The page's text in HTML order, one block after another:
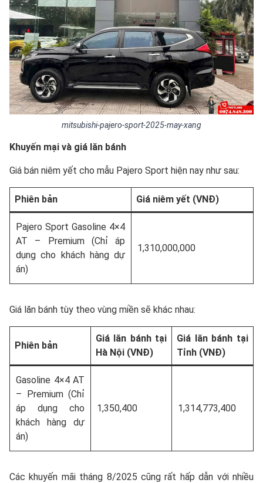
mitsubishi-pajero-sport-2025-may-xang
Khuyến mại và giá lăn bánh
Giá bán niêm yết cho mẫu Pajero Sport hiện nay như sau:
Phiên bản Giá niêm yết (VNĐ)
Pajero Sport Gasoline 4×4
AT – Premium (Chỉ áp
dụng cho khách hàng dự
án)
1,310,000,000
Giá lăn bánh tùy theo vùng miền sẽ khác nhau:
Phiên bản
Giá lăn bánh tại
Hà Nội (VNĐ)
Giá lăn bánh tại
Tỉnh (VNĐ)
Gasoline 4×4 AT
– Premium (Chỉ
áp dụng cho
khách hàng dự
án)
1,350,400 1,314,773,400
Các khuyến mãi tháng 8/2025 cũng rất hấp dẫn với nhiều